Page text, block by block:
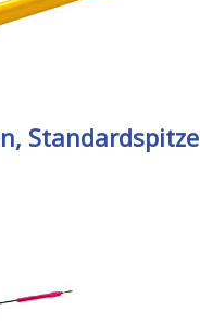
Standardspitze